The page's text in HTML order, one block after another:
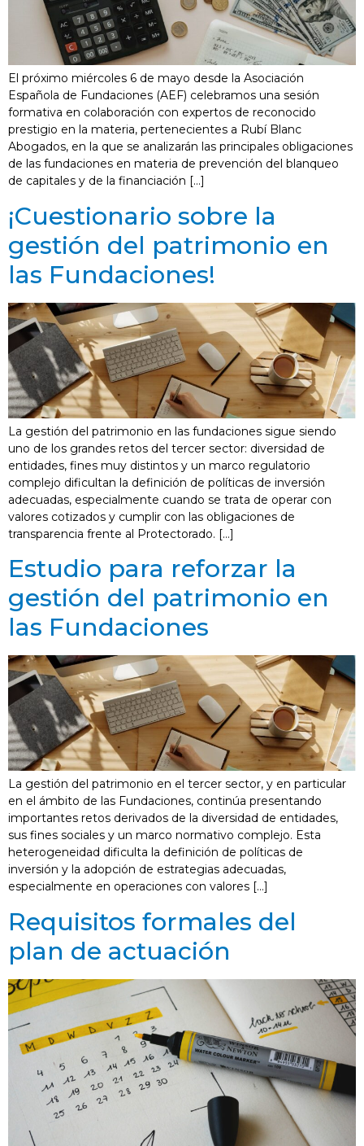
El próximo miércoles 6 de mayo desde la Asociación
Española de Fundaciones (AEF) celebramos una sesión
formativa en colaboración con expertos de reconocido
prestigio en la materia, pertenecientes a Rubí Blanc
Abogados, en la que se analizarán las principales obligaciones
de las fundaciones en materia de prevención del blanqueo
de capitales y de la financiación […]
¡Cuestionario sobre la
gestión del patrimonio en
las Fundaciones!
La gestión del patrimonio en las fundaciones sigue siendo
uno de los grandes retos del tercer sector: diversidad de
entidades, fines muy distintos y un marco regulatorio
complejo dificultan la definición de políticas de inversión
adecuadas, especialmente cuando se trata de operar con
valores cotizados y cumplir con las obligaciones de
transparencia frente al Protectorado. […]
Estudio para reforzar la
gestión del patrimonio en
las Fundaciones
La gestión del patrimonio en el tercer sector, y en particular
en el ámbito de las Fundaciones, continúa presentando
importantes retos derivados de la diversidad de entidades,
sus fines sociales y un marco normativo complejo. Esta
heterogeneidad dificulta la definición de políticas de
inversión y la adopción de estrategias adecuadas,
especialmente en operaciones con valores […]
Requisitos formales del
plan de actuación